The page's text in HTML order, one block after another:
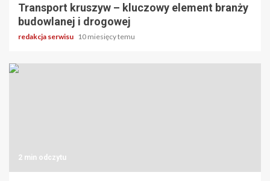
Transport kruszyw – kluczowy element branży
budowlanej i drogowej
redakcja serwisu 10 miesięcy temu
2 min odczytu